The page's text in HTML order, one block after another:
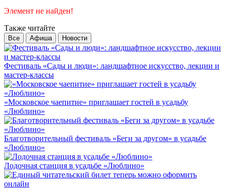
Элемент не найден!
Также читайте
Все Афиша Новости
Фестиваль «Сады и люди»: ландшафтное искусство, лекции и
мастер-классы
«Московское чаепитие» приглашает гостей в усадьбу
«Люблино»
Благотворительный фестиваль «Беги за другом» в усадьбе
«Люблино»
Лодочная станция в усадьбе «Люблино»